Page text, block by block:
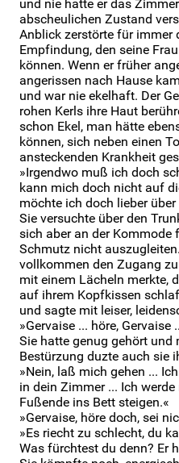
und nie hatte er das
abscheulichen Zustand
Anblick zerstörte für immer
Empfindung, den seine
können. Wenn er früher
angerissen nach Hause
und war nie ekelhaft. Der
rohen Kerls ihre Haut
schon Ekel, man hätte
können, sich neben einen
ansteckenden Krankheit
»Irgendwo muß ich doch
kann mich doch nicht auf
möchte ich doch lieber
Sie versuchte über den
sich aber an der Kommode
Schmutz nicht
vollkommen den Zugang
mit einem Lächeln merkte,
auf ihrem Kopfkissen
und sagte mit leiser,
»Gervaise ... höre, Gervaise
Sie hatte genug gehört und
Bestürzung duzte auch sie
»Nein, laß mich gehen ...
in dein Zimmer ... Ich
Fußende ins Bett steigen.«
»Gervaise, höre doch, sei
»Es riecht zu schlecht, du
Was fürchtest du denn? Er